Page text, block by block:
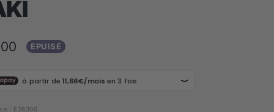
EPUISÉ
: E26300